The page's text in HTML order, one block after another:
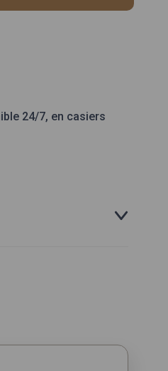
24/7, en casiers